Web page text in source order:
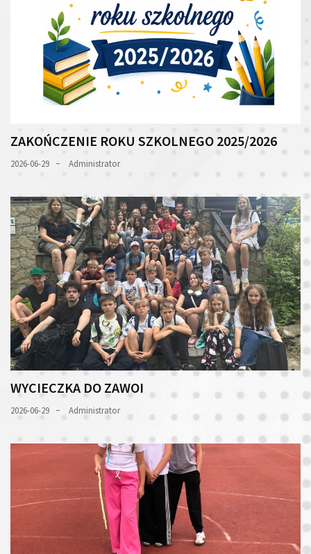
ZAKOŃCZENIE ROKU SZKOLNEGO 2025/2026
2026-06-29 Administrator
WYCIECZKA DO ZAWOI
2026-06-29 Administrator